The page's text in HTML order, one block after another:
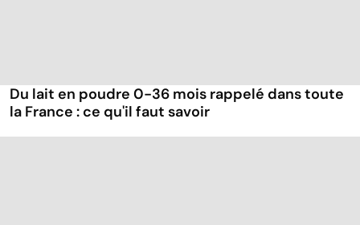
Du lait en poudre 0-36 mois rappelé dans toute
la France : ce qu'il faut savoir